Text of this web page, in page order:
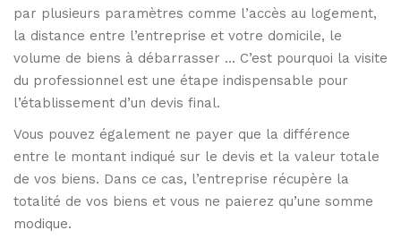
par plusieurs paramètres comme l’accès au logement,
la distance entre l’entreprise et votre domicile, le
volume de biens à débarrasser … C’est pourquoi la visite
du professionnel est une étape indispensable pour
l’établissement d’un devis final.
Vous pouvez également ne payer que la différence
entre le montant indiqué sur le devis et la valeur totale
de vos biens. Dans ce cas, l’entreprise récupère la
totalité de vos biens et vous ne paierez qu’une somme
modique.